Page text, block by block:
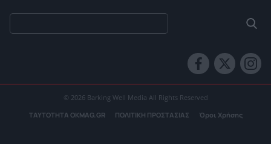
© 2026 Barking Well Media All Rights Reserved
ΤΑΥΤΟΤΗΤΑ OKMAG.GR ΠΟΛΙΤΙΚΗ ΠΡΟΣΤΑΣΙΑΣ Όροι Χρήσης